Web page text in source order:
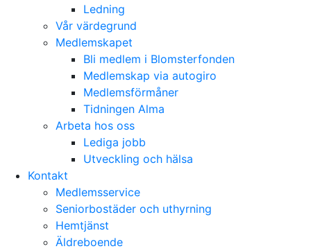
Ledning
Vår värdegrund
Medlemskapet
Bli medlem i Blomsterfonden
Medlemskap via autogiro
Medlemsförmåner
Tidningen Alma
Arbeta hos oss
Lediga jobb
Utveckling och hälsa
Kontakt
Medlemsservice
Seniorbostäder och uthyrning
Hemtjänst
Äldreboende